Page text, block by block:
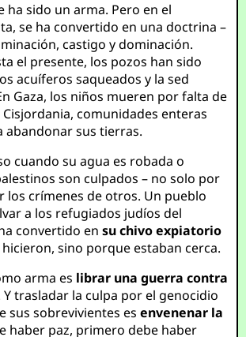
ha sido un arma. Pero en el
se ha convertido en una doctrina –
castigo y dominación.
el presente, los pozos han sido
acuíferos saqueados y la sed
Gaza, los niños mueren por falta de
comunidades enteras
abandonar sus tierras.
cuando su agua es robada o
son culpados – no solo por
los crímenes de otros. Un pueblo
a los refugiados judíos del
convertido ensu chivo expiatorio
sino porque estaban cerca.
arma es librar una guerra contra
Y trasladar la culpa por el genocidio
sus sobrevivientes esenvenenar la
haber paz, primero debe haber